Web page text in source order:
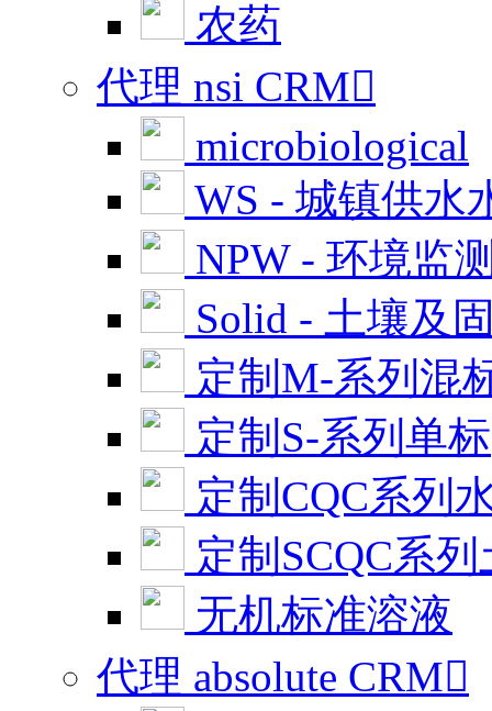
农药
代理 nsi CRM
microbiological
WS - 城镇供水
NPW - 环境监
Solid - 土壤及
定制M-系列混
定制S-系列单标
定制CQC系列
定制SCQC系
无机标准溶液
代理 absolute CRM